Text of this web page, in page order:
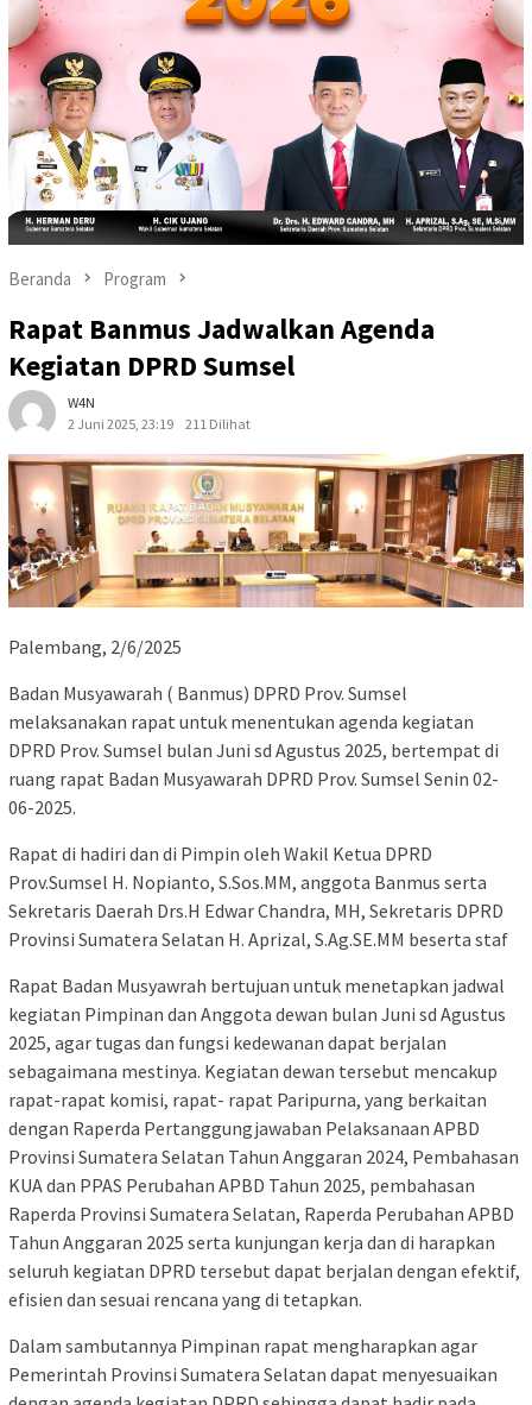
Beranda Program
Rapat Banmus Jadwalkan Agenda
Kegiatan DPRD Sumsel
W4N
2 Juni 2025, 23:19
211 Dilihat
Palembang, 2/6/2025
Badan Musyawarah ( Banmus) DPRD Prov. Sumsel
melaksanakan rapat untuk menentukan agenda kegiatan
DPRD Prov. Sumsel bulan Juni sd Agustus 2025, bertempat di
ruang rapat Badan Musyawarah DPRD Prov. Sumsel Senin 02-
06-2025.
Rapat di hadiri dan di Pimpin oleh Wakil Ketua DPRD
Prov.Sumsel H. Nopianto, S.Sos.MM, anggota Banmus serta
Sekretaris Daerah Drs.H Edwar Chandra, MH, Sekretaris DPRD
Provinsi Sumatera Selatan H. Aprizal, S.Ag.SE.MM beserta staf
Rapat Badan Musyawrah bertujuan untuk menetapkan jadwal
kegiatan Pimpinan dan Anggota dewan bulan Juni sd Agustus
2025, agar tugas dan fungsi kedewanan dapat berjalan
sebagaimana mestinya. Kegiatan dewan tersebut mencakup
rapat-rapat komisi, rapat- rapat Paripurna, yang berkaitan
dengan Raperda Pertanggungjawaban Pelaksanaan APBD
Provinsi Sumatera Selatan Tahun Anggaran 2024, Pembahasan
KUA dan PPAS Perubahan APBD Tahun 2025, pembahasan
Raperda Provinsi Sumatera Selatan, Raperda Perubahan APBD
Tahun Anggaran 2025 serta kunjungan kerja dan di harapkan
seluruh kegiatan DPRD tersebut dapat berjalan dengan efektif,
efisien dan sesuai rencana yang di tetapkan.
Dalam sambutannya Pimpinan rapat mengharapkan agar
Pemerintah Provinsi Sumatera Selatan dapat menyesuaikan